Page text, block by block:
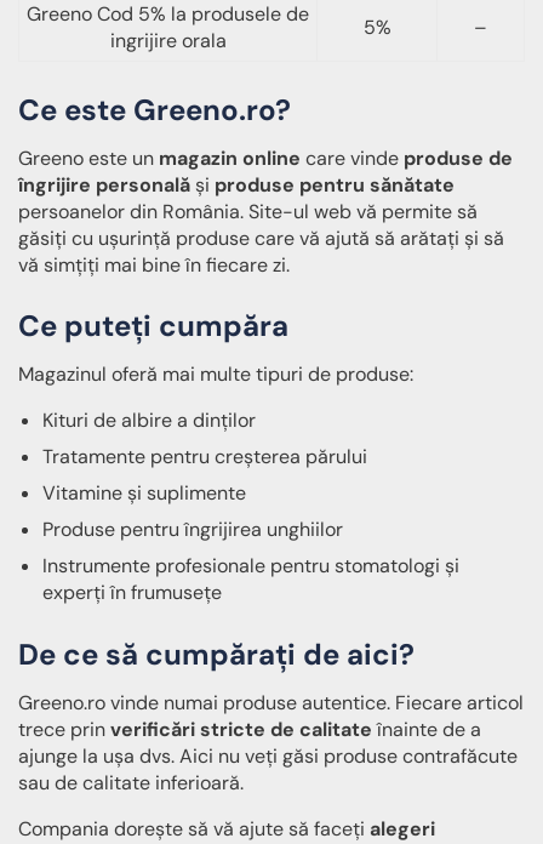
Greeno Cod 5% la produsele de
ingrijire orala
5% –
Ce este Greeno.ro?
Greeno este un magazin online care vinde produse de
îngrijire personală și produse pentru sănătate
persoanelor din România. Site-ul web vă permite să
găsiți cu ușurință produse care vă ajută să arătați și să
vă simțiți mai bine în fiecare zi.
Ce puteți cumpăra
Magazinul oferă mai multe tipuri de produse:
Kituri de albire a dinților
Tratamente pentru creșterea părului
Vitamine și suplimente
Produse pentru îngrijirea unghiilor
Instrumente profesionale pentru stomatologi și
experți în frumusețe
De ce să cumpărați de aici?
Greeno.ro vinde numai produse autentice. Fiecare articol
trece prinverificări stricte de calitateînainte de a
ajunge la ușa dvs. Aici nu veți găsi produse contrafăcute
sau de calitate inferioară.
Compania dorește să vă ajute să faceți alegeri